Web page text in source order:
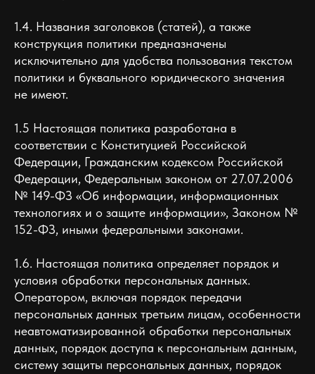
1.4. Названия заголовков (статей), а также
конструкция политики предназначены
исключительно для удобства пользования текстом
политики и буквального юридического значения
не имеют.
1.5 Настоящая политика разработана в
соответствии с Конституцией Российской
Федерации, Гражданским кодексом Российской
Федерации, Федеральным законом от 27.07.2006
№ 149-ФЗ «Об информации, информационных
технологиях и о защите информации», Законом №
152-ФЗ, иными федеральными законами.
1.6. Настоящая политика определяет порядок и
условия обработки персональных данных.
Оператором, включая порядок передачи
персональных данных третьим лицам, особенности
неавтоматизированной обработки персональных
данных, порядок доступа к персональным данным,
систему защиты персональных данных, порядок